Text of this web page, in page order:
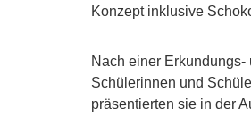
Konzept inklusive
Nach einer
Schülerinnen und
präsentierten sie in der